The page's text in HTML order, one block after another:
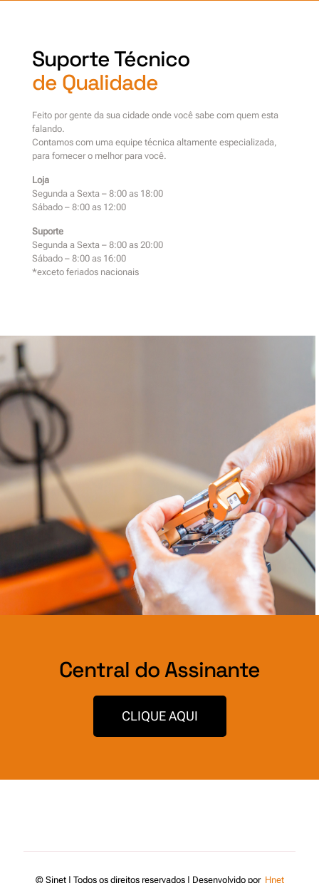
Suporte Técnico
de Qualidade
Feito por gente da sua cidade onde você sabe com quem esta
falando.
Contamos com uma equipe técnica altamente especializada,
para fornecer o melhor para você.
Loja
Segunda a Sexta – 8:00 as 18:00
Sábado – 8:00 as 12:00
Suporte
Segunda a Sexta – 8:00 as 20:00
Sábado – 8:00 as 16:00
*exceto feriados nacionais
Central do Assinante
CLIQUE AQUI
© Sinet | Todos os direitos reservados | Desenvolvido por Hnet